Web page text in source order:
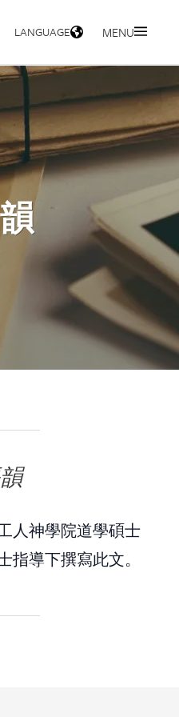
LANGUAGE MENU
人神學院道學碩士
指導下撰寫此文。